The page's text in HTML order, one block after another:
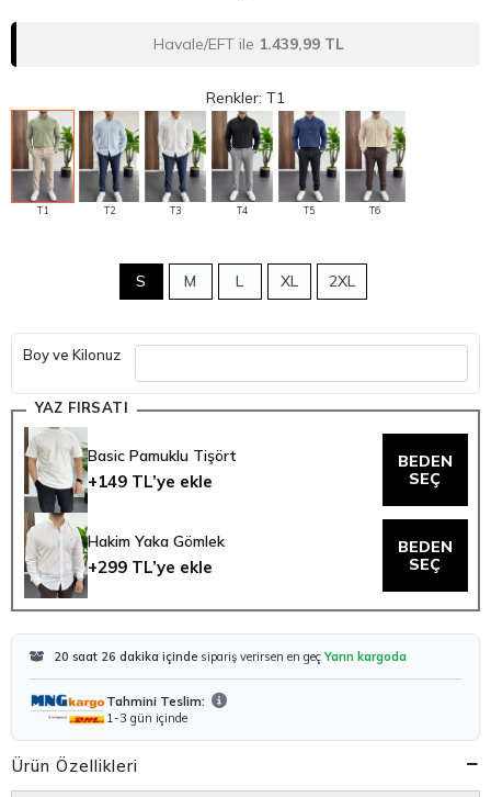
Havale/EFT ile 1.439,99 TL
Renkler: T1
T1 T2 T3 T4 T5 T6
S M L XL 2XL
Boy ve Kilonuz
YAZ FIRSATI
Basic Pamuklu Tişört
+149 TL’ye ekle
BEDEN
SEÇ
Hakim Yaka Gömlek
+299 TL’ye ekle
BEDEN
SEÇ
20 saat 26 dakika içinde sipariş verirsen en geç Yarın kargoda
Tahmini Teslim:
1-3 gün içinde
Ürün Özellikleri